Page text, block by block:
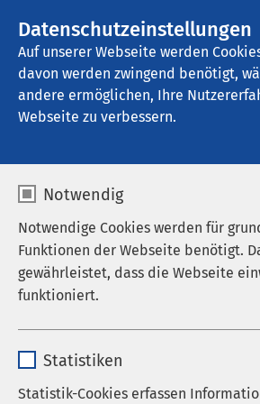
Datenschutzeinstellungen
Auf unserer Webseite werden
davon werden zwingend benötigt,
andere ermöglichen, Ihre
Webseite zu verbessern.
Notwendig
Notwendige Cookies werden für
Funktionen der Webseite benötigt.
gewährleistet, dass die Webseite
funktioniert.
Anbieter sgalinski
Statistiken
Statistik-Cookies erfassen
AMEOS Klinikum Bremen
Pflege
Wir kümmern uns
verantwortungsvoll
Der Schwerpunkt der
der Patienten und Patientinnen